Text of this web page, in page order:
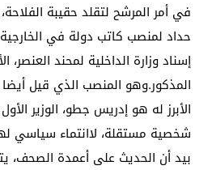
في أمر المرشح لتقلد حقيبة
حداد لمنصب كاتب دولة في
إسناد وزارة الداخلية لمحند العنصر،
المذكور.وهو المنصب الذي قيل
الأبرز له هو إدريس جطو، الوزير
شخصية مستقلة، لاانتماء سياسي
بيد أن الحديث على أعمدة